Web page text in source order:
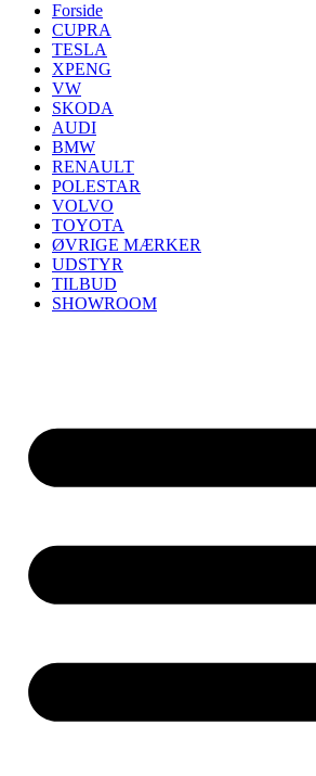
Forside
CUPRA
TESLA
XPENG
VW
SKODA
AUDI
BMW
RENAULT
POLESTAR
VOLVO
TOYOTA
ØVRIGE MÆRKER
UDSTYR
TILBUD
SHOWROOM